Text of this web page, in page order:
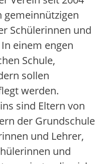
gemeinnützigen
Schülerinnen und
einem engen
Schule,
sollen
werden.
sind Eltern von
der Grundschule
und Lehrer,
und